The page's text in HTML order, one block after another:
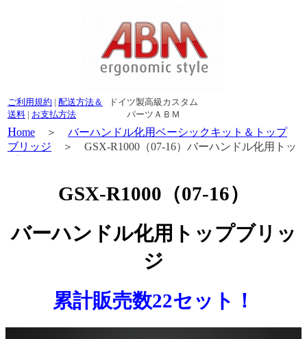
ご利用規約 | 配送方法＆
送料 | お支払方法
ドイツ製高級カスタム
パーツＡＢＭ
Home ＞ バーハンドル化用ベーシックキット＆トップ
ブリッジ ＞ GSX-R1000（07-16）バーハンドル化用トッ
GSX-R1000（07-16）
バーハンドル化用トップブリッ
ジ
累計販売数22セット！